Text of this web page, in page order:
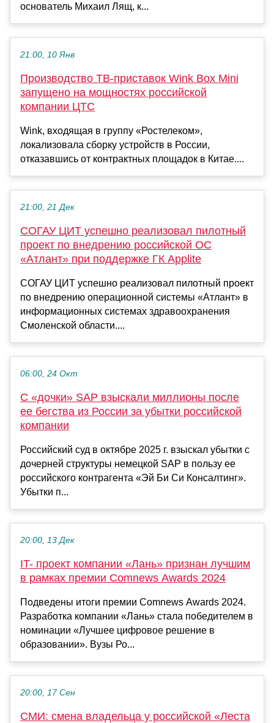
основатель Михаил Лящ, к...
21:00, 10 Янв
Производство ТВ-приставок Wink Box Mini
запущено на мощностях российской
компании ЦТС
Wink, входящая в группу «Ростелеком»,
локализовала сборку устройств в России,
отказавшись от контрактных площадок в Китае....
21:00, 21 Дек
СОГАУ ЦИТ успешно реализовал пилотный
проект по внедрению российской ОС
«Атлант» при поддержке ГК Applite
СОГАУ ЦИТ успешно реализовал пилотный проект
по внедрению операционной системы «Атлант» в
информационных системах здравоохранения
Смоленской области....
06:00, 24 Окт
С «дочки» SAP взыскали миллионы после
ее бегства из России за убытки российской
компании
Российский суд в октябре 2025 г. взыскал убытки с
дочерней структуры немецкой SAP в пользу ее
российского контрагента «Эй Би Си Консалтинг».
Убытки п...
20:00, 13 Дек
IT- проект компании «Лань» признан лучшим
в рамках премии Comnews Awards 2024
Подведены итоги премии Comnews Awards 2024.
Разработка компании «Лань» стала победителем в
номинации «Лучшее цифровое решение в
образовании». Вузы Ро...
20:00, 17 Сен
СМИ: смена владельца у российской «Леста